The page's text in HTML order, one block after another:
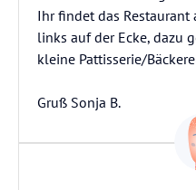
Ihr findet das
links auf der Ecke, dazu
kleine Pattisserie/
Gruß Sonja B.